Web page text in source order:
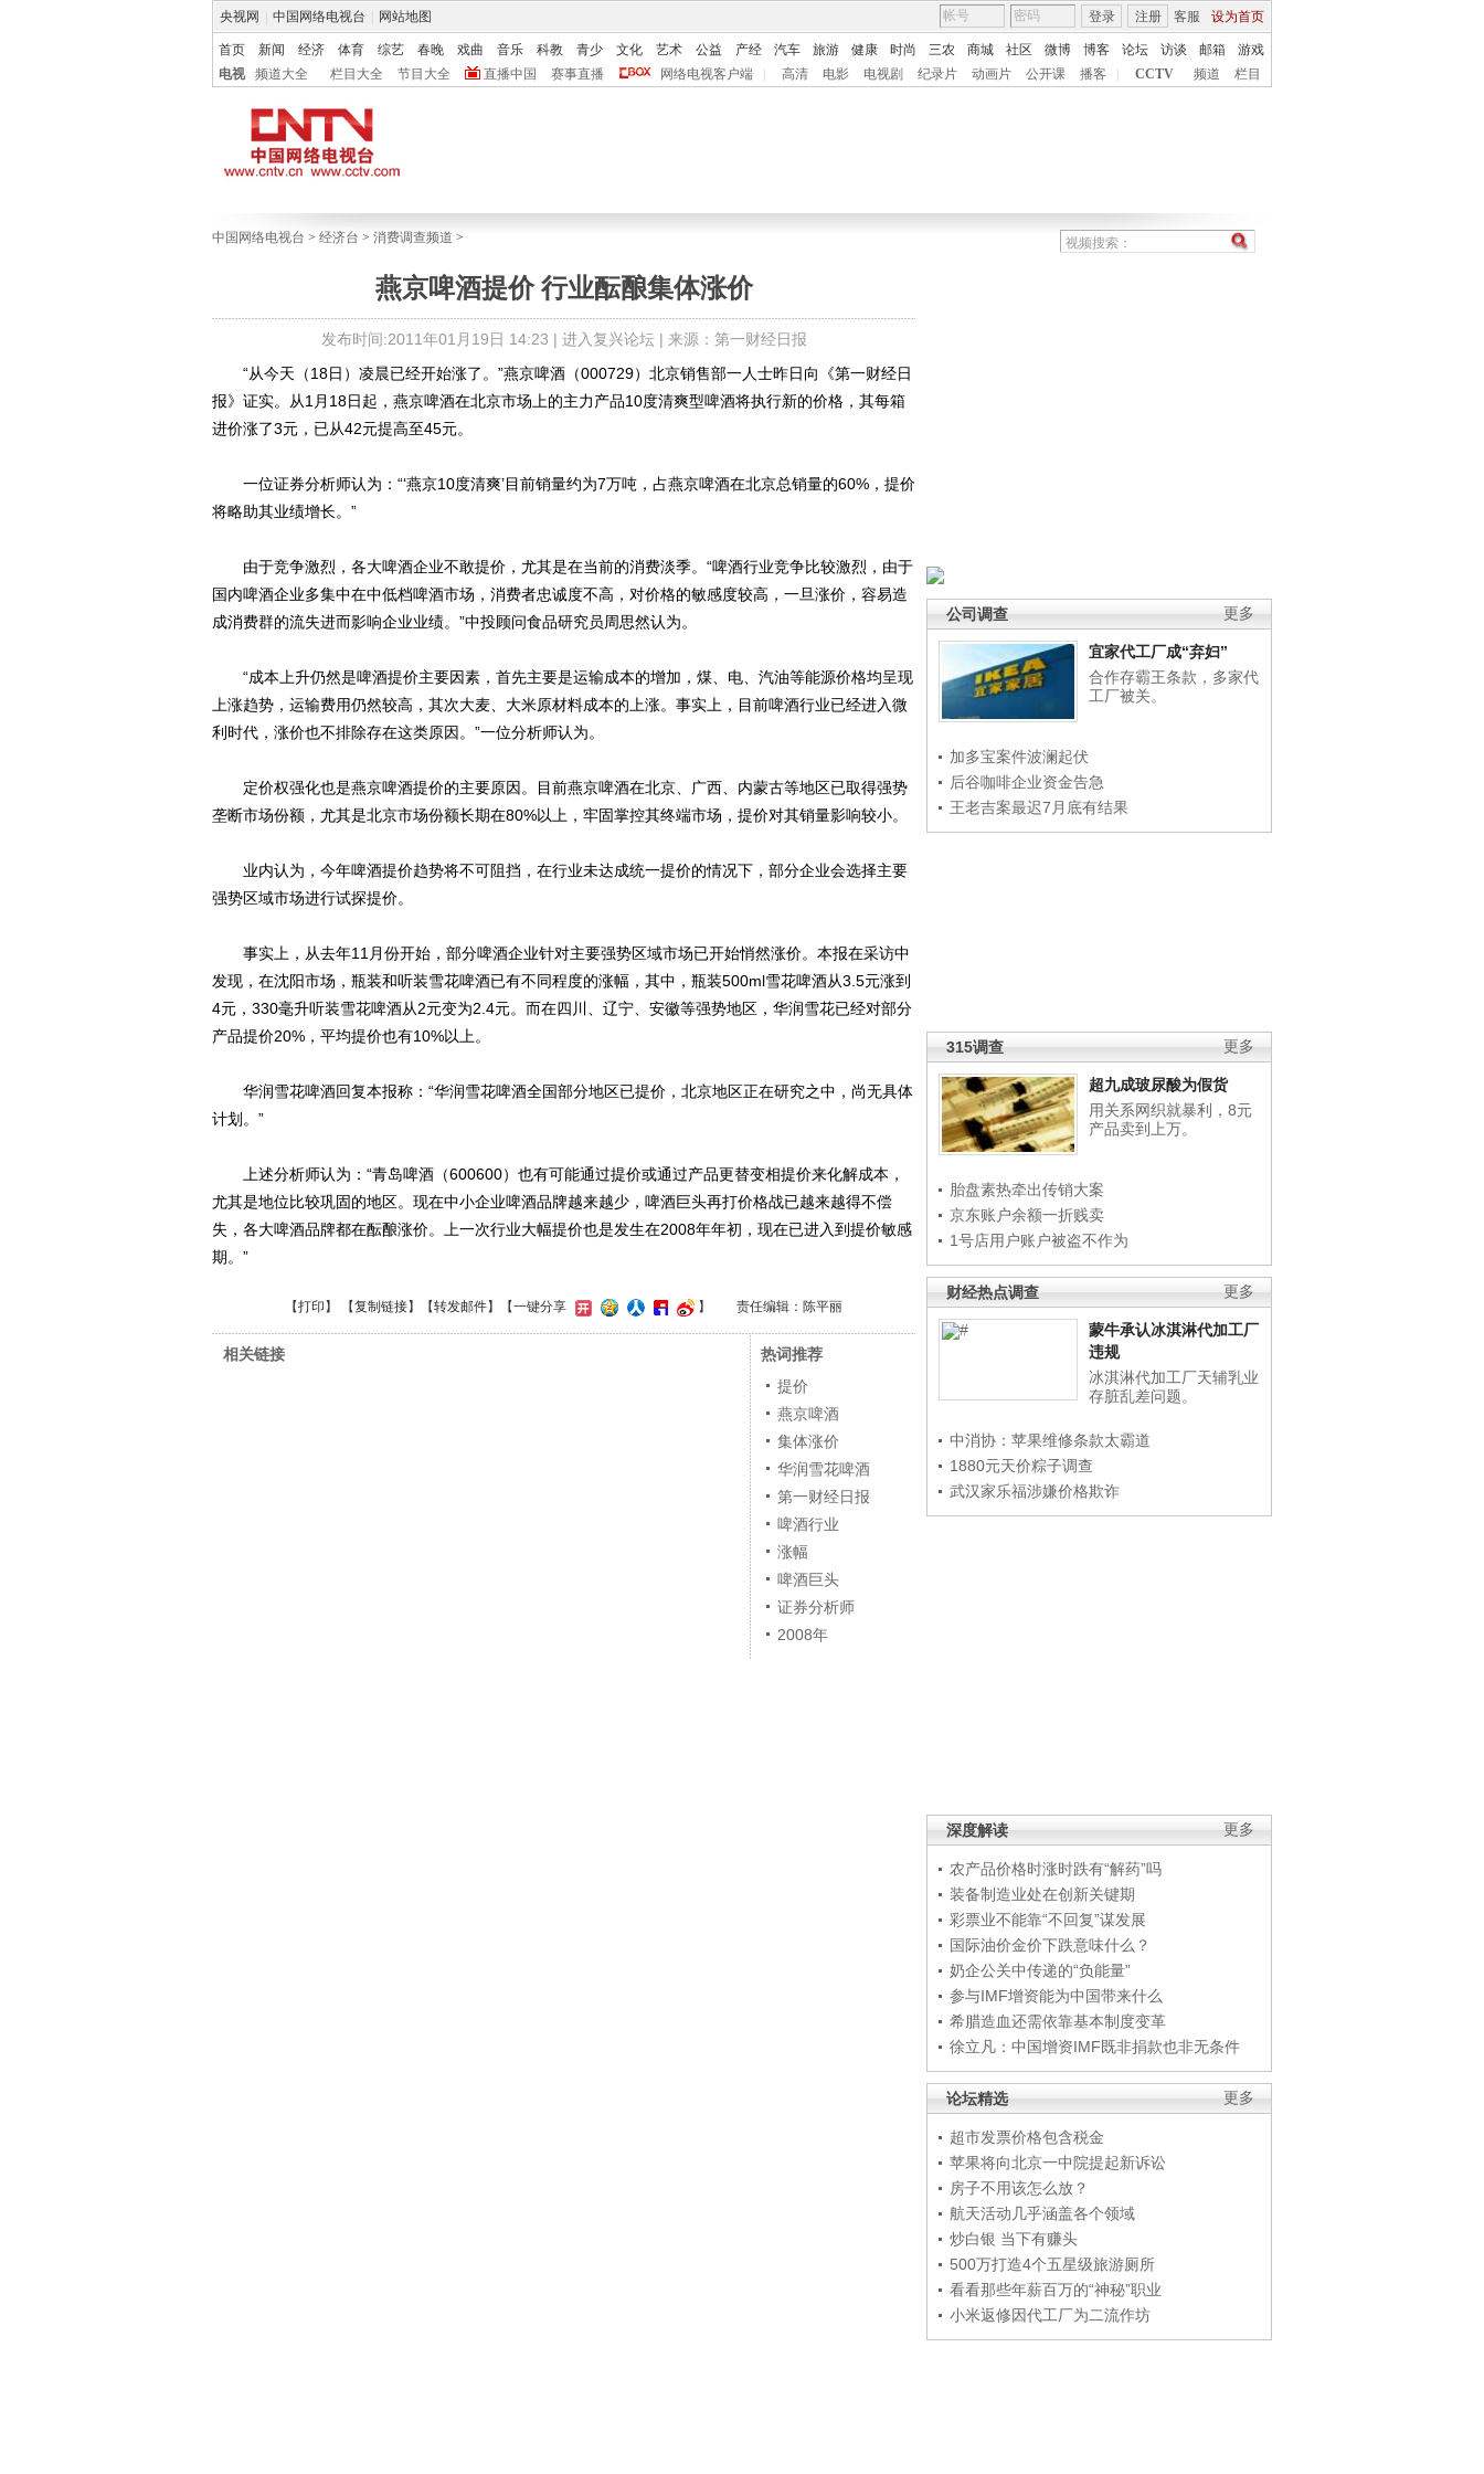
央视网 中国网络电视台 网站地图 客服 设为首页
登录 注册
首页 新闻 经济 体育 综艺 春晚 戏曲 音乐 科教 青少 文化 艺术 公益 产经 汽车 旅游 健康 时尚 三农 商城 社区 微博 博客 论坛 访谈 邮箱
游戏
电视
频道大全 栏目大全 节目大全 直播中国 赛事直播 网络电视客户端 高清 电影 电视剧 纪录片 动画片 公开课 播客 CCTV 频道 栏目
中国网络电视台 > 经济台 > 消费调查频道 >
燕京啤酒提价 行业酝酿集体涨价
发布时间:2011年01月19日 14:23 | 进入复兴论坛| 来源：第一财经日报
更多
公司调查
宜家代工厂成“弃妇”
合作存霸王条款，多家代
工厂被关。
加多宝案件波澜起伏
后谷咖啡企业资金告急
王老吉案最迟7月底有结果
更多
315调查
超九成玻尿酸为假货
用关系网织就暴利，8元
产品卖到上万。
胎盘素热牵出传销大案
京东账户余额一折贱卖
1号店用户账户被盗不作为
更多
财经热点调查
蒙牛承认冰淇淋代加工厂
违规
冰淇淋代加工厂天辅乳业
存脏乱差问题。
中消协：苹果维修条款太霸道
1880元天价粽子调查
武汉家乐福涉嫌价格欺诈
更多
深度解读
农产品价格时涨时跌有“解药”吗
装备制造业处在创新关键期
彩票业不能靠“不回复”谋发展
国际油价金价下跌意味什么？
奶企公关中传递的“负能量”
参与IMF增资能为中国带来什么
希腊造血还需依靠基本制度变革
徐立凡：中国增资IMF既非捐款也非无条件
更多
论坛精选
超市发票价格包含税金
苹果将向北京一中院提起新诉讼
房子不用该怎么放？
航天活动几乎涵盖各个领域
炒白银 当下有赚头
500万打造4个五星级旅游厕所
看看那些年薪百万的“神秘”职业
小米返修因代工厂为二流作坊
“从今天（18日）凌晨已经开始涨了。”燕京啤酒（000729）北京销售部一人士昨日向《第一财经日
报》证实。从1月18日起，燕京啤酒在北京市场上的主力产品10度清爽型啤酒将执行新的价格，其每箱
进价涨了3元，已从42元提高至45元。
一位证券分析师认为：“‘燕京10度清爽’目前销量约为7万吨，占燕京啤酒在北京总销量的60%，提价
将略助其业绩增长。”
由于竞争激烈，各大啤酒企业不敢提价，尤其是在当前的消费淡季。“啤酒行业竞争比较激烈，由于
国内啤酒企业多集中在中低档啤酒市场，消费者忠诚度不高，对价格的敏感度较高，一旦涨价，容易造
成消费群的流失进而影响企业业绩。”中投顾问食品研究员周思然认为。
“成本上升仍然是啤酒提价主要因素，首先主要是运输成本的增加，煤、电、汽油等能源价格均呈现
上涨趋势，运输费用仍然较高，其次大麦、大米原材料成本的上涨。事实上，目前啤酒行业已经进入微
利时代，涨价也不排除存在这类原因。”一位分析师认为。
定价权强化也是燕京啤酒提价的主要原因。目前燕京啤酒在北京、广西、内蒙古等地区已取得强势
垄断市场份额，尤其是北京市场份额长期在80%以上，牢固掌控其终端市场，提价对其销量影响较小。
业内认为，今年啤酒提价趋势将不可阻挡，在行业未达成统一提价的情况下，部分企业会选择主要
强势区域市场进行试探提价。
事实上，从去年11月份开始，部分啤酒企业针对主要强势区域市场已开始悄然涨价。本报在采访中
发现，在沈阳市场，瓶装和听装雪花啤酒已有不同程度的涨幅，其中，瓶装500ml雪花啤酒从3.5元涨到
4元，330毫升听装雪花啤酒从2元变为2.4元。而在四川、辽宁、安徽等强势地区，华润雪花已经对部分
产品提价20%，平均提价也有10%以上。
华润雪花啤酒回复本报称：“华润雪花啤酒全国部分地区已提价，北京地区正在研究之中，尚无具体
计划。”
上述分析师认为：“青岛啤酒（600600）也有可能通过提价或通过产品更替变相提价来化解成本，
尤其是地位比较巩固的地区。现在中小企业啤酒品牌越来越少，啤酒巨头再打价格战已越来越得不偿
失，各大啤酒品牌都在酝酿涨价。上一次行业大幅提价也是发生在2008年年初，现在已进入到提价敏感
期。”
【打印 】 【复制链接】【转发邮件】 【一键分享 】 责任编辑：陈平丽
相关链接
热词推荐
提价
燕京啤酒
集体涨价
华润雪花啤酒
第一财经日报
啤酒行业
涨幅
啤酒巨头
证券分析师
2008年